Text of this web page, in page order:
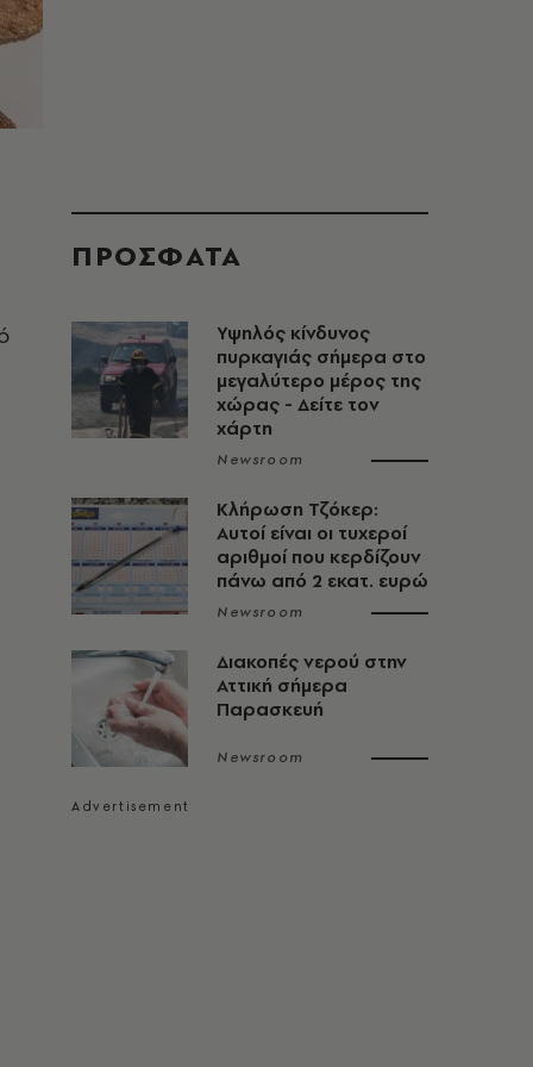
ΠΡΟΣΦΑΤΑ
Υψηλός κίνδυνος
πυρκαγιάς σήμερα στο
μεγαλύτερο μέρος της
χώρας - Δείτε τον
χάρτη
Newsroom
Κλήρωση Τζόκερ:
Αυτοί είναι οι τυχεροί
αριθμοί που κερδίζουν
πάνω από 2 εκατ. ευρώ
Newsroom
Διακοπές νερού στην
Αττική σήμερα
Παρασκευή
Newsroom